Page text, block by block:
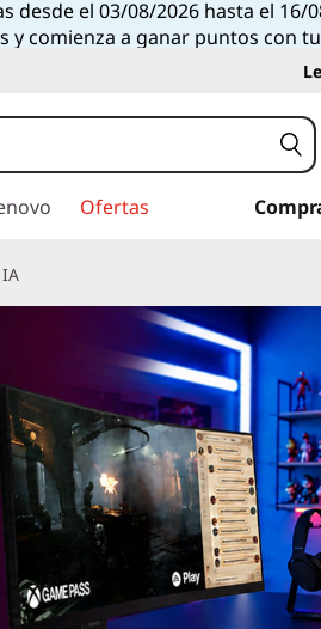
desde el 03/08/2026 hasta el 16/
y comienza a ganar puntos con
Ofertas